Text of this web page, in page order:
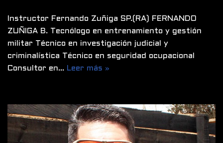
Instructor Fernando Zuñiga SP.(RA) FERNANDO
ZUÑIGA B. Tecnólogo en entrenamiento y gestión
militar Técnico en investigación judicial y
criminalística Técnico en seguridad ocupacional
Consultor en… Leer más »